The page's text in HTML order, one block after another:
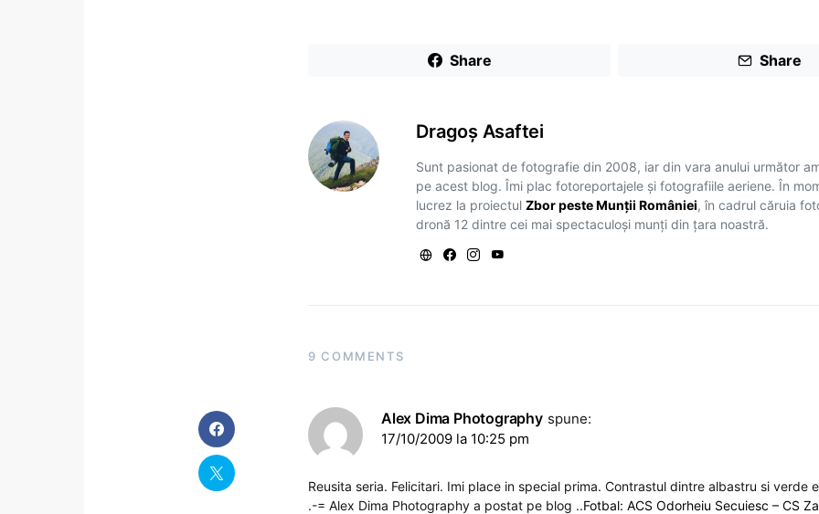
Share Share
Dragoş Asaftei
Sunt pasionat de fotografie din 2008, iar din vara anului următor
pe acest blog. Îmi plac fotoreportajele și fotografiile aeriene. În
lucrez la proiectulZbor peste Munții României, în cadrul căruia
dronă 12 dintre cei mai spectaculoși munți din țara noastră.
9 COMMENTS
Alex Dima Photography spune:
17/10/2009 la 10:25 pm
Reusita seria. Felicitari. Imi place in special prima. Contrastul dintre albastru si verde
.-= Alex Dima Photography a postat pe blog ..Fotbal: ACS Odorheiu Secuiesc – CS